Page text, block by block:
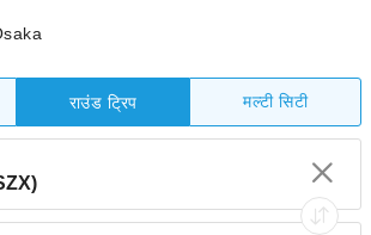
राउंड ट्रिप मल्टी सिटी